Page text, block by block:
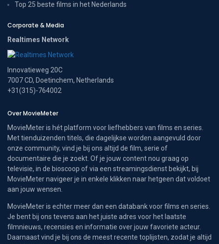
Top 25 beste films in het Nederlands
Corporate & Media
Realtimes Network
Innovatieweg 20C
7007 CD, Doetinchem, Netherlands
+31(315)-764002
Over MovieMeter
MovieMeter is hét platform voor liefhebbers van films en series.
Met tienduizenden titels, die dagelijkse worden aangevuld door
onze community, vind je bij ons altijd de film, serie of
documentaire die je zoekt. Of je jouw content nou graag op
televisie, in de bioscoop of via een streamingsdienst bekijkt, bij
MovieMeter navigeer je in enkele klikken naar hetgeen dat voldoet
aan jouw wensen.
MovieMeter is echter meer dan een databank voor films en series.
Je bent bij ons tevens aan het juiste adres voor het laatste
filmnieuws, recensies en informatie over jouw favoriete acteur.
Daarnaast vind je bij ons de meest recente toplijsten, zodat je altijd